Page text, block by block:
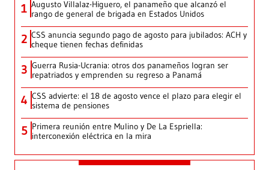
1 Augusto Villalaz-Higuero, el panameño que alcanzó el
rango de general de brigada en Estados Unidos
2 CSS anuncia segundo pago de agosto para jubilados: ACH y
cheque tienen fechas definidas
3 Guerra Rusia-Ucrania: otros dos panameños logran ser
repatriados y emprenden su regreso a Panamá
4 CSS advierte: el 18 de agosto vence el plazo para elegir el
sistema de pensiones
5 Primera reunión entre Mulino y De La Espriella:
interconexión eléctrica en la mira